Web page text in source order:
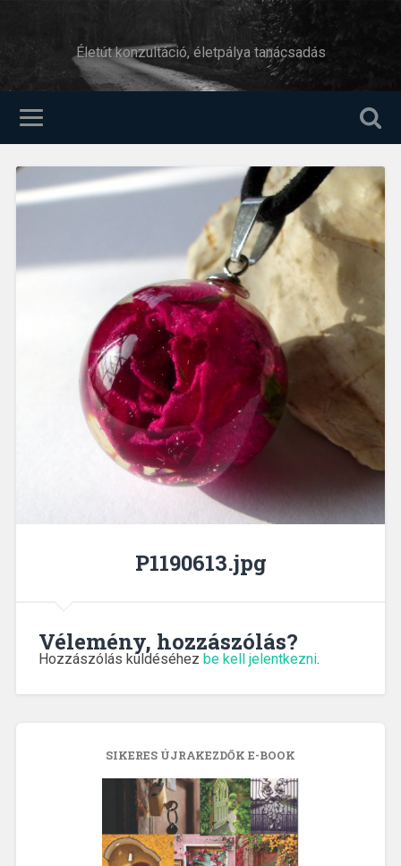
Életút konzultáció, életpálya tanácsadás
P1190613.jpg
Vélemény, hozzászólás?
Hozzászólás küldéséhez be kell jelentkezni.
SIKERES ÚJRAKEZDŐK E-BOOK